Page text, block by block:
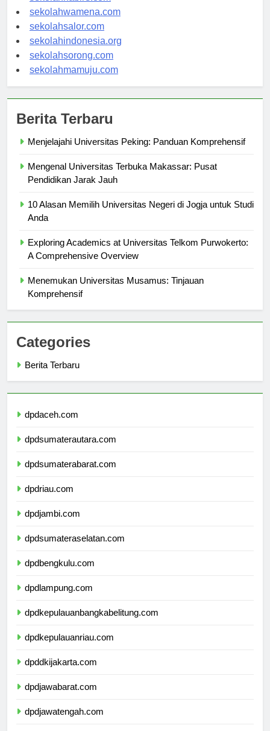
sekolahnabire.com
sekolahwamena.com
sekolahsalor.com
sekolahindonesia.org
sekolahsorong.com
Mengenal Universitas Terbuka Makassar: Pusat
10 Alasan Memilih Universitas Negeri di Jogja untuk Studi
Exploring Academics at Universitas Telkom Purwokerto:
Menemukan Universitas Musamus: Tinjauan
Categories